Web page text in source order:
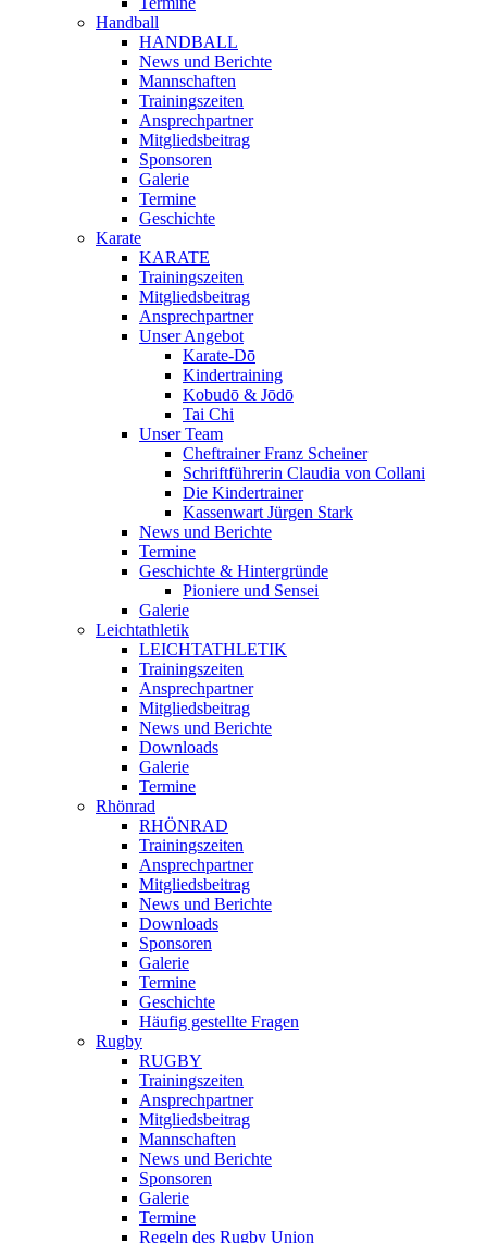
Handball
HANDBALL
News und Berichte
Mannschaften
Trainingszeiten
Ansprechpartner
Mitgliedsbeitrag
Sponsoren
Galerie
Termine
Geschichte
Karate
KARATE
Trainingszeiten
Mitgliedsbeitrag
Ansprechpartner
Unser Angebot
Karate-Dō
Kindertraining
Kobudō & Jōdō
Tai Chi
Unser Team
Cheftrainer Franz Scheiner
Schriftführerin Claudia von Collani
Die Kindertrainer
Kassenwart Jürgen Stark
News und Berichte
Termine
Geschichte & Hintergründe
Pioniere und Sensei
Galerie
Leichtathletik
LEICHTATHLETIK
Trainingszeiten
Ansprechpartner
Mitgliedsbeitrag
News und Berichte
Downloads
Galerie
Termine
Rhönrad
RHÖNRAD
Trainingszeiten
Ansprechpartner
Mitgliedsbeitrag
News und Berichte
Downloads
Sponsoren
Galerie
Termine
Geschichte
Häufig gestellte Fragen
Rugby
RUGBY
Trainingszeiten
Ansprechpartner
Mitgliedsbeitrag
Mannschaften
News und Berichte
Sponsoren
Galerie
Termine
Regeln des Rugby Union